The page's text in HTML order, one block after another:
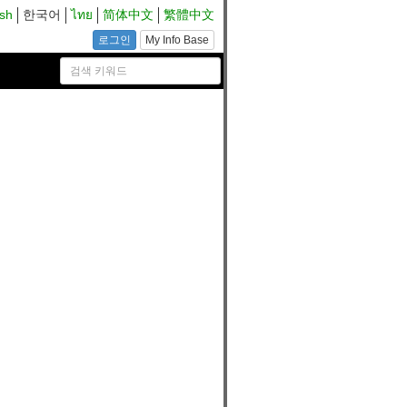
한국어 ไทย 简体中文 繁體中文
로그인 My Info Base